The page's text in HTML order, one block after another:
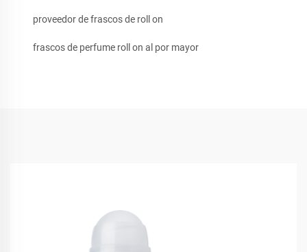
proveedor de frascos de roll on
frascos de perfume roll on al por mayor